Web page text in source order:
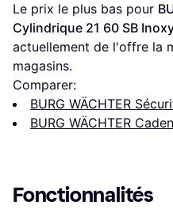
Le prix le plus bas pour
Cylindrique 21 60 SB
actuellement de l'offre la
magasins.
Comparer:
BURG WÄCHTER
BURG WÄCHTER
Fonctionnalités